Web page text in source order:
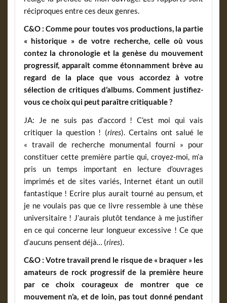
réciproques entre ces deux genres.
C&O : Comme pour toutes vos productions, la partie
« historique » de votre recherche, celle où vous
contez la chronologie et la genèse du mouvement
progressif, apparaît comme étonnamment brève au
regard de la place que vous accordez à votre
sélection de critiques d’albums. Comment justifiez-
vous ce choix qui peut paraître critiquable ?
JA: Je ne suis pas d’accord ! C’est moi qui vais
critiquer la question ! (rires). Certains ont salué le
« travail de recherche monumental fourni » pour
constituer cette première partie qui, croyez-moi, m’a
pris un temps important en lecture d’ouvrages
imprimés et de sites variés, Internet étant un outil
fantastique ! Ecrire plus aurait tourné au pensum, et
je ne voulais pas que ce livre ressemble à une thèse
universitaire ! J’aurais plutôt tendance à me justifier
en ce qui concerne leur longueur excessive ! Ce que
d’aucuns pensent déjà… (rires).
C&O : Votre travail prend le risque de « braquer » les
amateurs de rock progressif de la première heure
par ce choix courageux de montrer que ce
mouvement n’a, et de loin, pas tout donné pendant